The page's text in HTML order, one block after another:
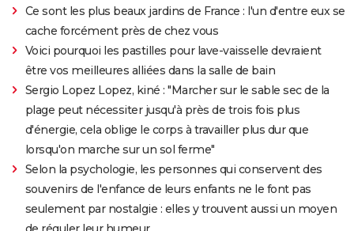
Ce sont les plus beaux jardins de France : l'un d'entre eux se
cache forcément près de chez vous
Voici pourquoi les pastilles pour lave-vaisselle devraient
être vos meilleures alliées dans la salle de bain
Sergio Lopez Lopez, kiné : "Marcher sur le sable sec de la
plage peut nécessiter jusqu'à près de trois fois plus
d'énergie, cela oblige le corps à travailler plus dur que
lorsqu'on marche sur un sol ferme"
Selon la psychologie, les personnes qui conservent des
souvenirs de l'enfance de leurs enfants ne le font pas
seulement par nostalgie : elles y trouvent aussi un moyen